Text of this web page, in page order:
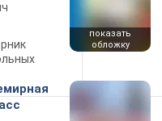
показать
обложку